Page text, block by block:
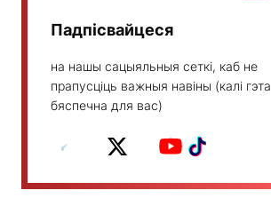
Падпісвайцеся
на нашы сацыяльныя сеткі, каб не
прапусціць важныя навіны (калі гэта
бяспечна для вас)